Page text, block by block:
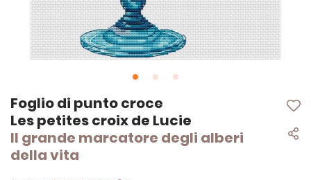
Foglio di punto croce
Les petites croix de Lucie
Il grande marcatore degli alberi
della vita
Vai
all'inizio
della
galleria
di